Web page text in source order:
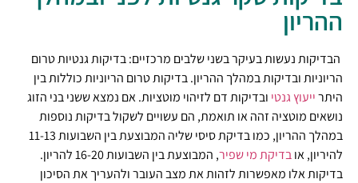
ההריון
הבדיקות נעשות בעיקר בשני שלבים מרכזיים: בדיקות גנטיות טרום
הריוניות ובדיקות במהלך ההריון. בדיקות טרום הריוניות כוללות בין
היתרייעוץ גנטי ובדיקות דם לזיהוי מוטציות. אם נמצא ששני בני הזוג
נושאים מוטציה זהה או תואמת, הם עשויים לשקול בדיקות נוספות
במהלך ההריון, כמו בדיקת סיסי שליה המבוצעת בין השבועות 11-13
להיריון, אובדיקת מי שפיר
, המבוצעת בין השבועות 16-20 להריון.
בדיקות אלו מאפשרות לזהות את מצב העובר ולהעריך את הסיכון